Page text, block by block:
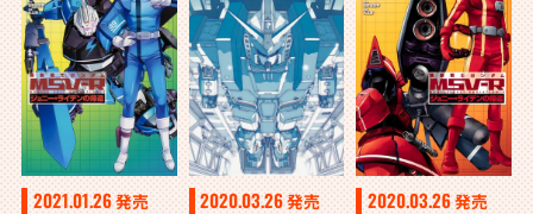
2021.01.26発売 2020.03.26発売 2020.03.26発売